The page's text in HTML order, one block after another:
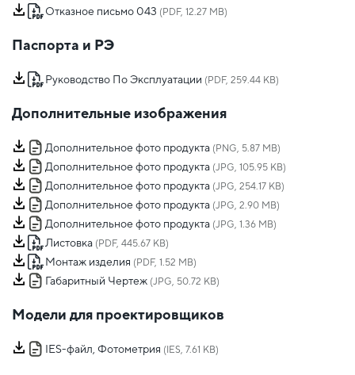
Отказное письмо 043 (PDF, 12.27 MB)
Паспорта и РЭ
Руководство По Эксплуатации (PDF, 259.44 KB)
Дополнительные изображения
Дополнительное фото продукта (PNG, 5.87 MB)
Дополнительное фото продукта (JPG, 105.95 KB)
Дополнительное фото продукта (JPG, 254.17 KB)
Дополнительное фото продукта (JPG, 2.90 MB)
Дополнительное фото продукта (JPG, 1.36 MB)
Листовка (PDF, 445.67 KB)
Монтаж изделия (PDF, 1.52 MB)
Габаритный Чертеж (JPG, 50.72 KB)
Модели для проектировщиков
IES-файл, Фотометрия (IES, 7.61 KB)